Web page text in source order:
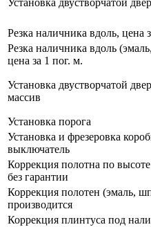
Установка двустворчатой
Резка наличника вдоль, цена
Резка наличника вдоль
цена за 1 пог. м.
Установка двустворчатой
массив
Установка порога
Установка и фрезеровка
выключатель
Коррекция полотна по
без гарантии
Коррекция полотен (эмаль,
производится
Коррекция плинтуса под